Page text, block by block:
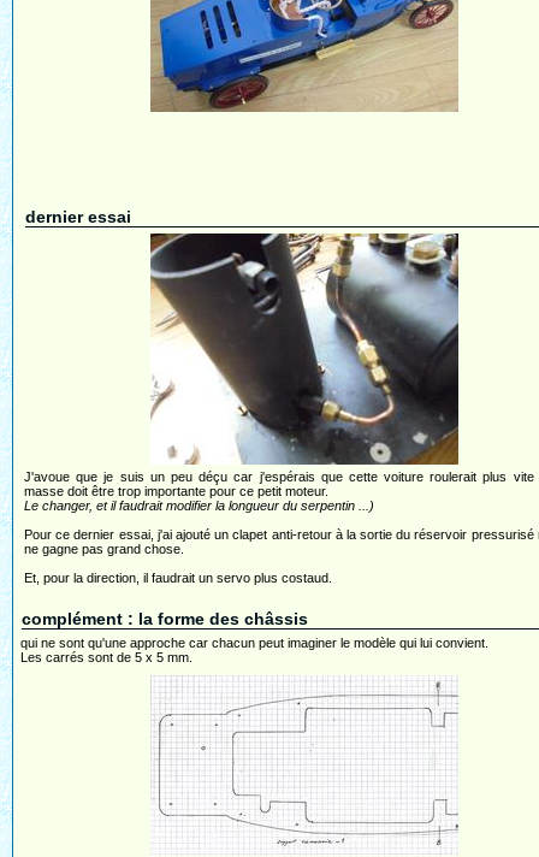
dernier essai
J'avoue que je suis un peu déçu car j'espérais que cette voiture roulerait plus vite
masse doit être trop importante pour ce petit moteur.
Le changer, et il faudrait modifier la longueur du serpentin ...)
Pour ce dernier essai, j'ai ajouté un clapet anti-retour à la sortie du réservoir pressurisé
ne gagne pas grand chose.
Et, pour la direction, il faudrait un servo plus costaud.
complément : la forme des châssis
qui ne sont qu'une approche car chacun peut imaginer le modèle qui lui convient.
Les carrés sont de 5 x 5 mm.